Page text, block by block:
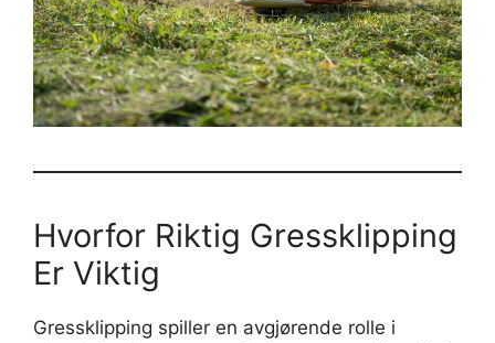
Hvorfor Riktig Gressklipping
Er Viktig
Gressklipping spiller en avgjørende rolle i